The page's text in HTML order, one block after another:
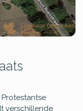
verschillende